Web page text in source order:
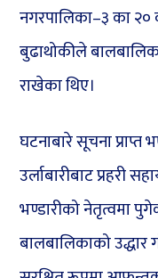
नगरपालिका–३ का २०
बुढाथोकीले
राखेका थिए।
घटनाबारे सूचना प्राप्त
उर्लाबारीबाट प्रहरी
भण्डारीको नेतृत्वमा
बालबालिकाको उद्धार